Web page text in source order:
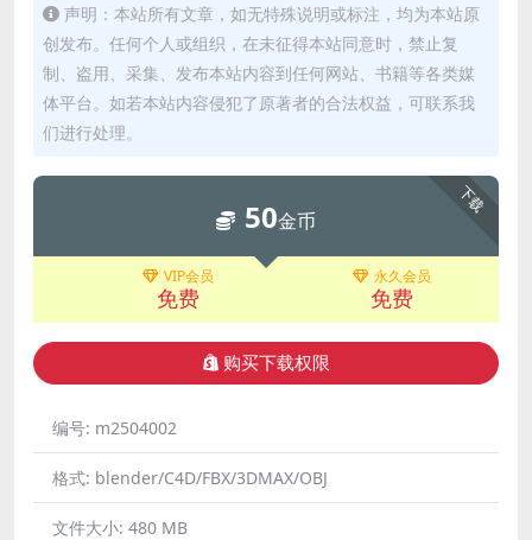
声明：本站所有文章，如无特殊说明或标注，均为本站原
创发布。任何个人或组织，在未征得本站同意时，禁止复
制、盗用、采集、发布本站内容到任何网站、书籍等各类媒
体平台。如若本站内容侵犯了原著者的合法权益，可联系我
们进行处理。
下载
50金币
VIP会员
免费
永久会员
免费
购买下载权限
编号: m2504002
格式: blender/C4D/FBX/3DMAX/OBJ
文件大小: 480 MB